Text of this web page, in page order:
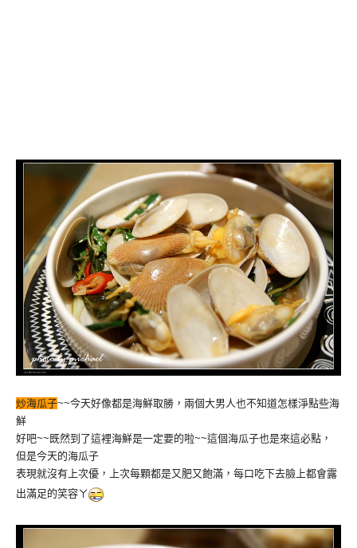
炒海瓜子~~今天好像都是海鮮取勝，兩個大男人也不知道怎樣淨點些海
鮮
好吧~~既然到了這裡海鮮是一定要的啦~~這個海瓜子也是來這必點，
但是今天的海瓜子
表現就沒有上次優，上次每顆都是又肥又飽滿，每口吃下去臉上都會露
出滿足的笑容ㄚ